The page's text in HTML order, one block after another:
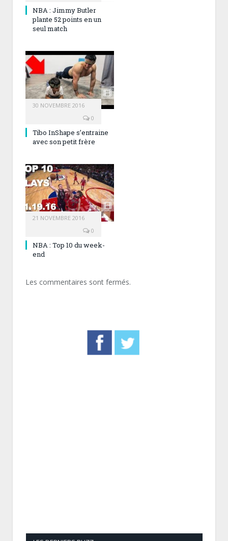
NBA : Jimmy Butler
plante 52 points en un
seul match
30 NOVEMBRE 2016
0
Tibo InShape s’entraine
avec son petit frère
21 NOVEMBRE 2016
0
NBA : Top 10 du week-
end
Les commentaires sont fermés.